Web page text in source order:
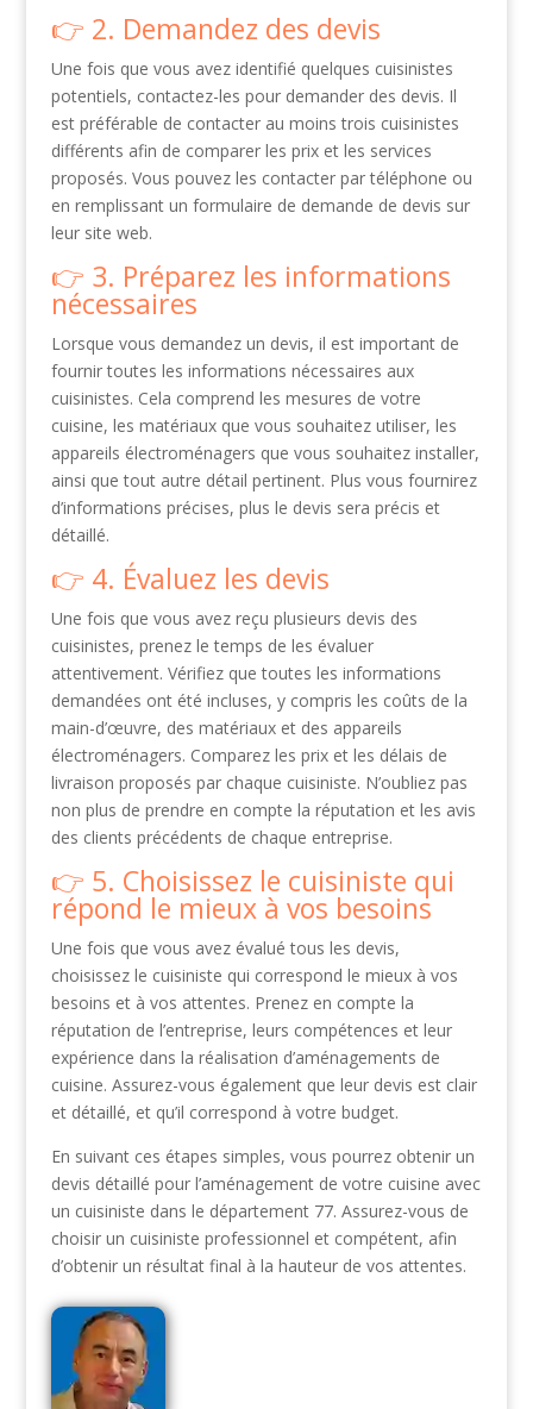
2. Demandez des devis
Une fois que vous avez identifié quelques cuisinistes
potentiels, contactez-les pour demander des devis. Il
est préférable de contacter au moins trois cuisinistes
différents afin de comparer les prix et les services
proposés. Vous pouvez les contacter par téléphone ou
en remplissant un formulaire de demande de devis sur
leur site web.
3. Préparez les informations
nécessaires
Lorsque vous demandez un devis, il est important de
fournir toutes les informations nécessaires aux
cuisinistes. Cela comprend les mesures de votre
cuisine, les matériaux que vous souhaitez utiliser, les
appareils électroménagers que vous souhaitez installer,
ainsi que tout autre détail pertinent. Plus vous fournirez
d’informations précises, plus le devis sera précis et
détaillé.
4. Évaluez les devis
Une fois que vous avez reçu plusieurs devis des
cuisinistes, prenez le temps de les évaluer
attentivement. Vérifiez que toutes les informations
demandées ont été incluses, y compris les coûts de la
main-d’œuvre, des matériaux et des appareils
électroménagers. Comparez les prix et les délais de
livraison proposés par chaque cuisiniste. N’oubliez pas
non plus de prendre en compte la réputation et les avis
des clients précédents de chaque entreprise.
5. Choisissez le cuisiniste qui
répond le mieux à vos besoins
Une fois que vous avez évalué tous les devis,
choisissez le cuisiniste qui correspond le mieux à vos
besoins et à vos attentes. Prenez en compte la
réputation de l’entreprise, leurs compétences et leur
expérience dans la réalisation d’aménagements de
cuisine. Assurez-vous également que leur devis est clair
et détaillé, et qu’il correspond à votre budget.
En suivant ces étapes simples, vous pourrez obtenir un
devis détaillé pour l’aménagement de votre cuisine avec
un cuisiniste dans le département 77. Assurez-vous de
choisir un cuisiniste professionnel et compétent, afin
d’obtenir un résultat final à la hauteur de vos attentes.